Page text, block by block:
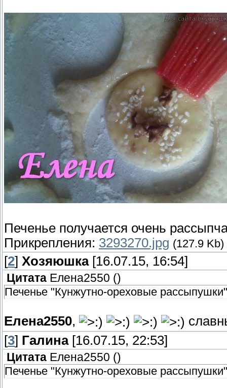
Печенье получается очень
Прикрепления: 3293270.jpg (127.9 Kb)
[2] Хозяюшка[16.07.15, 16:54]
Цитата Елена2550 ()
Печенье "Кунжутно-ореховые рассыпушки"
Елена2550,
[3] Галина[16.07.15, 22:53]
Цитата Елена2550 ()
Печенье "Кунжутно-ореховые рассыпушки"